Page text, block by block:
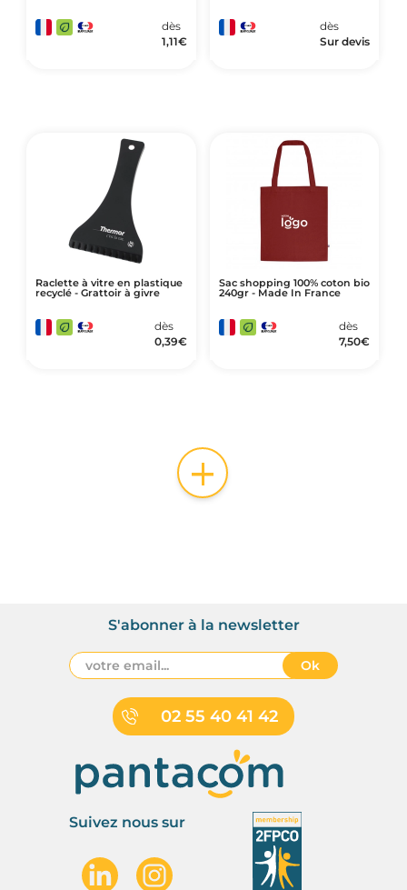
dès
1,11€
dès
Sur devis
Raclette à vitre en plastique
recyclé - Grattoir à givre
dès
0,39€
Sac shopping 100% coton bio
240gr - Made In France
dès
7,50€
+
02 55 40 41 42
S'abonner à la newsletter
Ok
Suivez nous sur